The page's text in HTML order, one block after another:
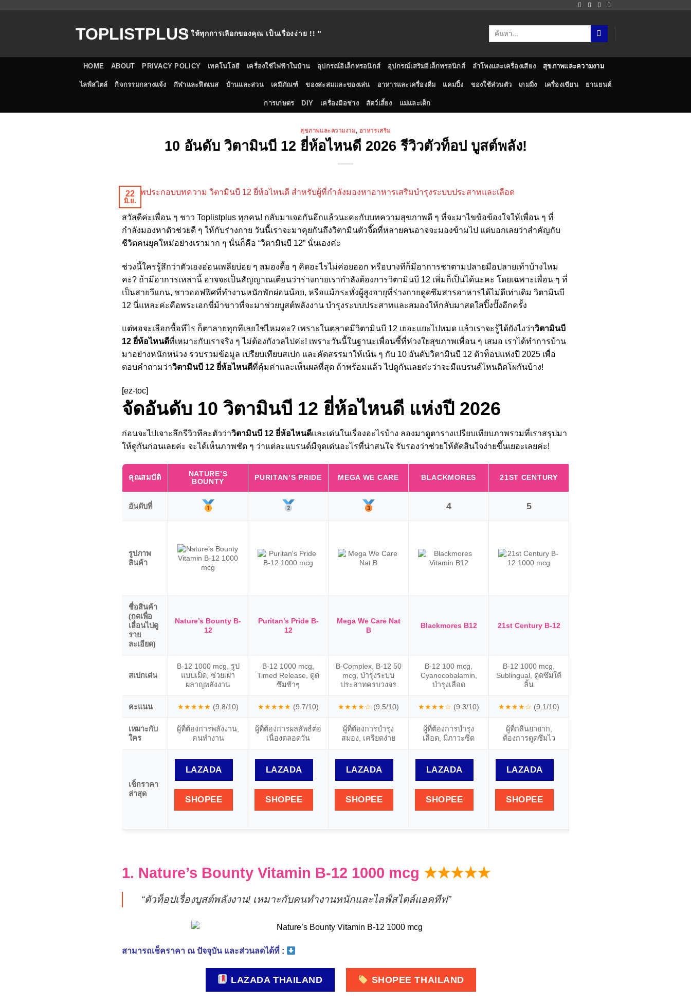
TOPLISTPLUS" ให้ทุกการเลือกของคุณ เป็นเรื่องง่าย !! "
HOME ABOUT PRIVACY POLICY เทคโนโลยี เครื่องใช้ไฟฟ้าในบ้าน อุปกรณ์อิเล็กทรอนิกส์ อุปกรณ์เสริมอิเล็กทรอนิกส์ ลำโพงและเครื่องเสียง สุขภาพและความงาม
ไลฟ์สไตล์ กิจกรรมกลางแจ้ง กีฬาและฟิตเนส บ้านและสวน เคมีภัณฑ์ ของสะสมและของเล่น อาหารและเครื่องดื่ม แคมปิ้ง ของใช้ส่วนตัว เกมมิ่ง เครื่องเขียน ยานยนต์
การเกษตร DIY เครื่องมือช่าง สัตว์เลี้ยง แม่และเด็ก
สุขภาพและความงาม, อาหารเสริม
10 อันดับ วิตามินบี 12 ยี่ห้อไหนดี 2026 รีวิวตัวท็อป บูสต์พลัง!
22
มิ.ย.
สวัสดีค่ะเพื่อน ๆ ชาว Toplistplus ทุกคน! กลับมาเจอกันอีกแล้วนะคะกับบทความสุขภาพดี ๆ ที่จะมาไขข้อข้องใจให้เพื่อน ๆ ที่
กำลังมองหาตัวช่วยดี ๆ ให้กับร่างกาย วันนี้เราจะมาคุยกันถึงวิตามินตัวจี๊ดที่หลายคนอาจจะมองข้ามไป แต่บอกเลยว่าสำคัญกับ
ชีวิตคนยุคใหม่อย่างเรามาก ๆ นั่นก็คือ “วิตามินบี 12” นั่นเองค่ะ
ช่วงนี้ใครรู้สึกว่าตัวเองอ่อนเพลียบ่อย ๆ สมองตื้อ ๆ คิดอะไรไม่ค่อยออก หรือบางทีก็มีอาการชาตามปลายมือปลายเท้าบ้างไหม
คะ? ถ้ามีอาการเหล่านี้ อาจจะเป็นสัญญาณเตือนว่าร่างกายเรากำลังต้องการวิตามินบี 12 เพิ่มก็เป็นได้นะคะ โดยเฉพาะเพื่อน ๆ ที่
เป็นสายวีแกน, ชาวออฟฟิศที่ทำงานหนักพักผ่อนน้อย, หรือแม้กระทั่งผู้สูงอายุที่ร่างกายดูดซึมสารอาหารได้ไม่ดีเท่าเดิม วิตามินบี
12 นี่แหละค่ะคือพระเอกขี่ม้าขาวที่จะมาช่วยบูสต์พลังงาน บำรุงระบบประสาทและสมองให้กลับมาสดใสปิ๊งปั๊งอีกครั้ง
แต่พอจะเลือกซื้อทีไร ก็ตาลายทุกทีเลยใช่ไหมคะ? เพราะในตลาดมีวิตามินบี 12 เยอะแยะไปหมด แล้วเราจะรู้ได้ยังไงว่าวิตามินบี
12 ยี่ห้อไหนดีที่เหมาะกับเราจริง ๆ ไม่ต้องกังวลไปค่ะ! เพราะวันนี้ในฐานะเพื่อนซี้ที่ห่วงใยสุขภาพเพื่อน ๆ เสมอ เราได้ทำการบ้าน
มาอย่างหนักหน่วง รวบรวมข้อมูล เปรียบเทียบสเปก และคัดสรรมาให้เน้น ๆ กับ 10 อันดับวิตามินบี 12 ตัวท็อปแห่งปี 2025 เพื่อ
ตอบคำถามว่าวิตามินบี 12 ยี่ห้อไหนดีที่คุ้มค่าและเห็นผลที่สุด ถ้าพร้อมแล้ว ไปดูกันเลยค่ะว่าจะมีแบรนด์ไหนติดโผกันบ้าง!
[ez-toc]
จัดอันดับ 10 วิตามินบี 12 ยี่ห้อไหนดี แห่งปี 2026
ก่อนจะไปเจาะลึกรีวิวทีละตัวว่าวิตามินบี 12 ยี่ห้อไหนดีและเด่นในเรื่องอะไรบ้าง ลองมาดูตารางเปรียบเทียบภาพรวมที่เราสรุปมา
ให้ดูกันก่อนเลยค่ะ จะได้เห็นภาพชัด ๆ ว่าแต่ละแบรนด์มีจุดเด่นอะไรที่น่าสนใจ รับรองว่าช่วยให้ตัดสินใจง่ายขึ้นเยอะเลยค่ะ!
คุณสมบัติ
NATURE’S
BOUNTY
PURITAN’S PRIDE MEGA WE CARE BLACKMORES 21ST CENTURY
อันดับที่ 4 5
รูปภาพ
สินค้า
ชื่อสินค้า
(กดเพื่อ
เลื่อนไปดู
ราย
ละเอียด)
Nature’s Bounty B-
12
Puritan’s Pride B-
12
Mega We Care Nat
B
Blackmores B12 21st Century B-12
สเปกเด่น
B-12 1000 mcg, รูป
แบบเม็ด, ช่วยเผา
ผลาญพลังงาน
B-12 1000 mcg,
Timed Release, ดูด
ซึมช้าๆ
B-Complex, B-12 50
mcg, บำรุงระบบ
ประสาทครบวงจร
B-12 100 mcg,
Cyanocobalamin,
บำรุงเลือด
B-12 1000 mcg,
Sublingual, ดูดซึมใต้
ลิ้น
คะแนน ★★★★★ (9.8/10) ★★★★★ (9.7/10) ★★★★☆ (9.5/10) ★★★★☆ (9.3/10) ★★★★☆ (9.1/10)
เหมาะกับ
ใคร
ผู้ที่ต้องการพลังงาน,
คนทำงาน
ผู้ที่ต้องการผลลัพธ์ต่อ
เนื่องตลอดวัน
ผู้ที่ต้องการบำรุง
สมอง, เครียดง่าย
ผู้ที่ต้องการบำรุง
เลือด, มีภาวะซีด
ผู้ที่กลืนยายาก,
ต้องการดูดซึมไว
เช็กราคา
ล่าสุด
LAZADA
SHOPEE
LAZADA
SHOPEE
LAZADA
SHOPEE
LAZADA
SHOPEE
LAZADA
SHOPEE
1. Nature’s Bounty Vitamin B-12 1000 mcg ★★★★★
“ตัวท็อปเรื่องบูสต์พลังงาน! เหมาะกับคนทำงานหนักและไลฟ์สไตล์แอคทีฟ”
สามารถเช็คราคา ณ ปัจจุบัน และส่วนลดได้ที่ :
LAZADA THAILAND SHOPEE THAILAND